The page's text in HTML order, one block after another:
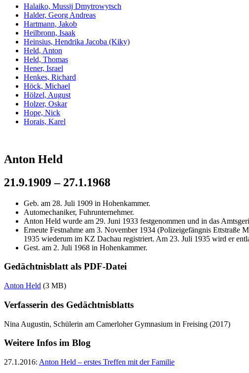
Halaiko, Mussij Dmytrowytsch
Halder, Georg Andreas
Hartmann, Jakob
Heilbronn, Isaak
Heinsius, Hendrika Jacoba (Kiky)
Held, Anton
Held, Thomas
Hener, Israel
Henkes, Richard
Höck, Michael
Hölzel, August
Holzer, Oskar
Hope, Nick
Horais, Karel
Anton Held
21.9.1909 – 27.1.1968
Geb. am 28. Juli 1909 in Hohenkammer.
Automechaniker, Fuhrunternehmer.
Anton Held wurde am 29. Juni 1933 festgenommen und in das
Erneute Festnahme am 3. November 1934 (Polizeigefängnis
1935 wiederum im KZ Dachau registriert. Am 23. Juli 1935 wird er
Gest. am 2. Juli 1968 in Hohenkammer.
Gedächtnisblatt als PDF-Datei
Anton Held (3 MB)
Verfasserin des Gedächtnisblatts
Nina Augustin, Schülerin am Camerloher Gymnasium in Freising (2017)
Weitere Infos im Blog
27.1.2016: Anton Held – erstes Treffen mit der Familie